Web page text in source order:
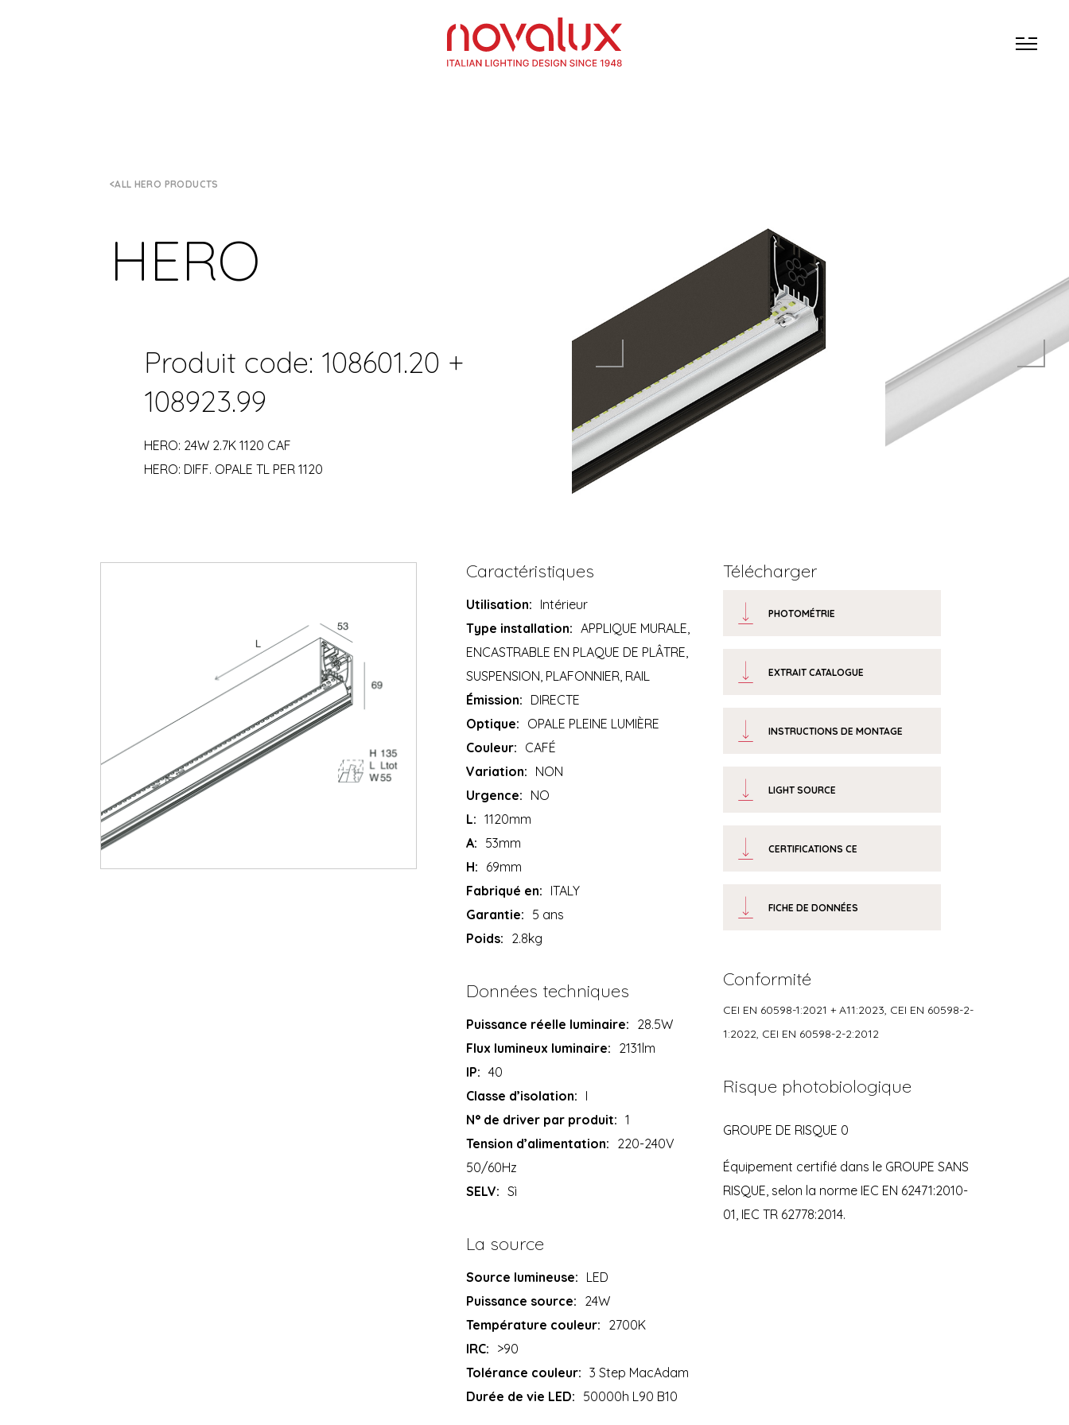
ALL HERO PRODUCTS
HERO
Produit code: 108601.20 +
108923.99
HERO: 24W 2.7K 1120 CAF
HERO: DIFF. OPALE TL PER 1120
Caractéristiques
Utilisation: Intérieur
Type installation: APPLIQUE MURALE,
ENCASTRABLE EN PLAQUE DE PLÂTRE,
SUSPENSION, PLAFONNIER, RAIL
Émission: DIRECTE
Optique: OPALE PLEINE LUMIÈRE
Couleur: CAFÉ
Variation: NON
Urgence: NO
L: 1120mm
A: 53mm
H: 69mm
Fabriqué en: ITALY
Garantie: 5 ans
Poids: 2.8kg
Données techniques
Puissance réelle luminaire: 28.5W
Flux lumineux luminaire: 2131lm
IP: 40
Classe d’isolation: I
N° de driver par produit: 1
Tension d’alimentation: 220-240V
50/60Hz
SELV: Sì
La source
Source lumineuse: LED
Puissance source: 24W
Température couleur: 2700K
IRC: >90
Tolérance couleur: 3 Step MacAdam
Durée de vie LED: 50000h L90 B10
Télécharger
PHOTOMÉTRIE
EXTRAIT CATALOGUE
INSTRUCTIONS DE MONTAGE
LIGHT SOURCE
CERTIFICATIONS CE
FICHE DE DONNÉES
Conformité
CEI EN 60598-1:2021 + A11:2023, CEI EN 60598-2-
1:2022, CEI EN 60598-2-2:2012
Risque photobiologique
GROUPE DE RISQUE 0
Équipement certifié dans le GROUPE SANS
RISQUE, selon la norme IEC EN 62471:2010-
01, IEC TR 62778:2014.